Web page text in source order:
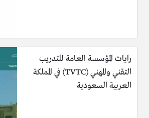
رايات المؤسسة العامة للتدريب
التقني والمهني (TVTC) في المملكة
العربية السعودية